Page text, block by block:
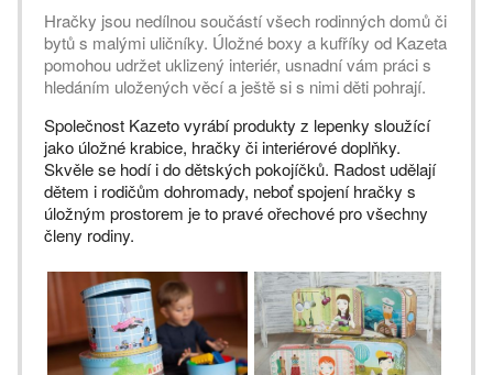
Hračky jsou nedílnou součástí všech rodinných domů či
bytů s malými uličníky. Úložné boxy a kufříky od Kazeta
pomohou udržet uklizený interiér, usnadní vám práci s
hledáním uložených věcí a ještě si s nimi děti pohrají.
Společnost Kazeto vyrábí produkty z lepenky sloužící
jako úložné krabice, hračky či interiérové doplňky.
Skvěle se hodí i do dětských pokojíčků. Radost udělají
dětem i rodičům dohromady, neboť spojení hračky s
úložným prostorem je to pravé ořechové pro všechny
členy rodiny.